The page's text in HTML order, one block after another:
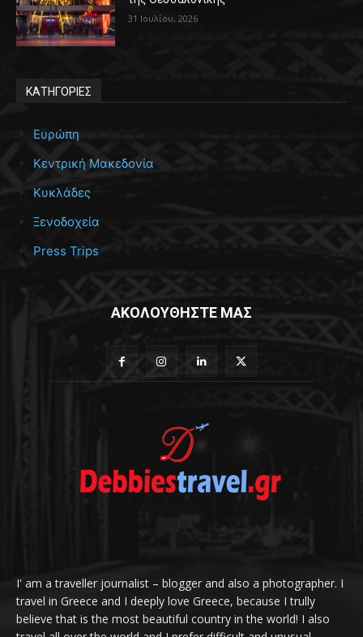
31 Ιουλίου, 2026
ΚΑΤΗΓΟΡΙΕΣ
Ευρώπη
Κεντρική Μακεδονία
Κυκλάδες
Ξενοδοχεία
Press Trips
ΑΚΟΛΟΥΘΗΣΤΕ ΜΑΣ
I' am a traveller journalist – blogger and also a photographer. I
travel in Greece and I deeply love Greece, because I trully
believe that is the most beautiful country in the world! I also